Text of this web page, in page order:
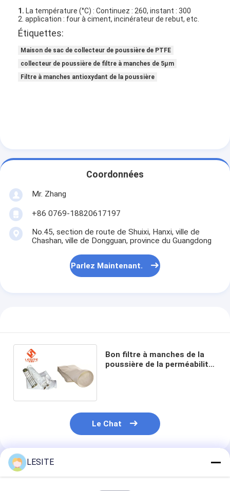
Vidéos
À propos de nous
Visite de l'usine
Filtre à air faisant la machine
Filtre de poche faisant la machine
Machine de rivetage automatique
filtres d'épurateur d'air
Filtre à manches en aluminium
Filtre à manches de la poussière
Origami pliant la machine
machine piquante ultrasonique
1. La température (°C) : Continuez : 260, instant : 300
2. application : four à ciment, incinérateur de rebut, etc.
Étiquettes:
Maison de sac de collecteur de poussière de PTFE
collecteur de poussière de filtre à manches de 5µm
Filtre à manches antioxydant de la poussière
Coordonnées
Mr. Zhang
+86 0769-18820617197
No.45, section de route de Shuixi, Hanxi, ville de
Chashan, ville de Dongguan, province du Guangdong
Parlez Maintenant.
Bon filtre à manches de la
poussière de la perméabilité
Le Chat
Produits Recommandés
LESITE